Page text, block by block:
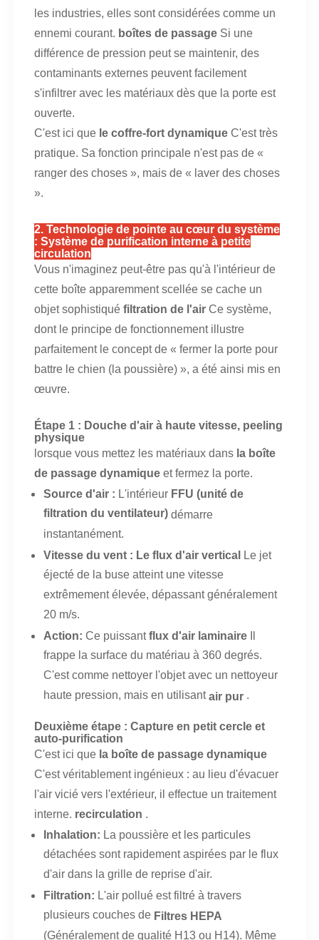
les industries, elles sont considérées comme un
ennemi courant. boîtes de passage Si une
différence de pression peut se maintenir, des
contaminants externes peuvent facilement
s'infiltrer avec les matériaux dès que la porte est
ouverte.
C'est ici que le coffre-fort dynamique C'est très
pratique. Sa fonction principale n'est pas de «
ranger des choses », mais de « laver des choses
».
2. Technologie de pointe au cœur du système
: Système de purification interne à petite
circulation
Vous n'imaginez peut-être pas qu'à l'intérieur de
cette boîte apparemment scellée se cache un
objet sophistiqué filtration de l'air Ce système,
dont le principe de fonctionnement illustre
parfaitement le concept de « fermer la porte pour
battre le chien (la poussière) », a été ainsi mis en
œuvre.
Étape 1 : Douche d'air à haute vitesse, peeling
physique
lorsque vous mettez les matériaux dans la boîte
de passage dynamique et fermez la porte.
Source d'air : L'intérieur FFU (unité de
filtration du ventilateur) démarre
instantanément.
Vitesse du vent : Le flux d'air vertical Le jet
éjecté de la buse atteint une vitesse
extrêmement élevée, dépassant généralement
20 m/s.
Action: Ce puissantflux d'air laminaire
frappe la surface du matériau à 360 degrés.
C'est comme nettoyer l'objet avec un nettoyeur
haute pression, mais en utilisantair pur .
Deuxième étape : Capture en petit cercle et
auto-purification
C'est ici que la boîte de passage dynamique
C'est véritablement ingénieux : au lieu d'évacuer
l'air vicié vers l'extérieur, il effectue un traitement
interne. recirculation .
Inhalation: La poussière et les particules
détachées sont rapidement aspirées par le flux
d'air dans la grille de reprise d'air.
Filtration: L'air pollué est filtré à travers
plusieurs couches de Filtres HEPA
(Généralement de qualité H13 ou H14). Même